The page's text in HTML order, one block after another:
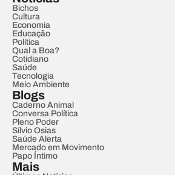
Bichos
Cultura
Economia
Educação
Política
Qual a Boa?
Cotidiano
Saúde
Tecnologia
Meio Ambiente
Blogs
Caderno Animal
Conversa Política
Pleno Poder
Sílvio Osias
Saúde Alerta
Mercado em Movimento
Papo Íntimo
Mais